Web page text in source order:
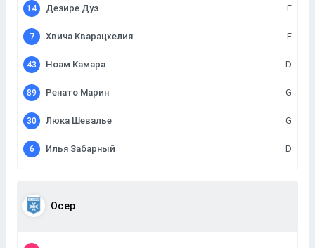
14 Дезире Дуэ F
7 Хвича Кварацхелия F
43 Ноам Камара D
89 Ренато Марин G
30 Люка Шевалье G
6 Илья Забарный D
Осер